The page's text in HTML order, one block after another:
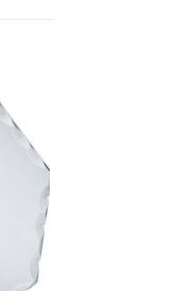
Add to
wishlist